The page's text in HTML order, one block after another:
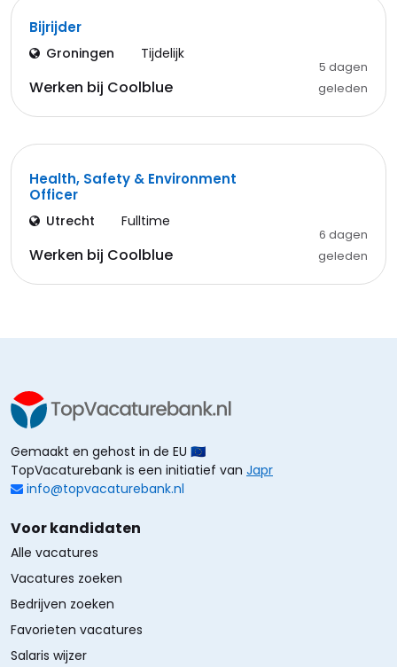
Bijrijder
Groningen Tijdelijk
Werken bij Coolblue
5 dagen
geleden
Health, Safety & Environment
Officer
Utrecht Fulltime
Werken bij Coolblue
6 dagen
geleden
Gemaakt en gehost in de EU 🇪🇺
TopVacaturebank is een initiatief van Japr
info@topvacaturebank.nl
Voor kandidaten
Alle vacatures
Vacatures zoeken
Bedrijven zoeken
Favorieten vacatures
Salaris wijzer